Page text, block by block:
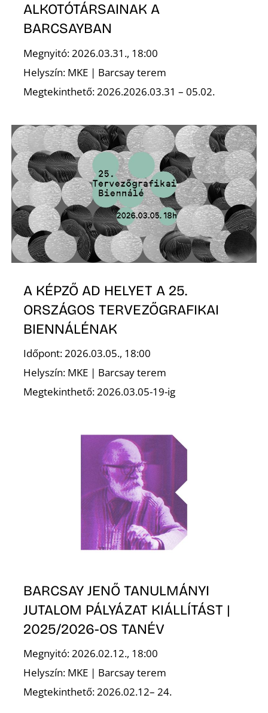
ALKOTÓTÁRSAINAK A
BARCSAYBAN
Megnyitó: 2026.03.31., 18:00
Helyszín: MKE | Barcsay terem
Megtekinthető: 2026.2026.03.31 – 05.02.
A KÉPZŐ AD HELYET A 25.
ORSZÁGOS TERVEZŐGRAFIKAI
BIENNÁLÉNAK
Időpont: 2026.03.05., 18:00
Helyszín: MKE | Barcsay terem
Megtekinthető: 2026.03.05-19-ig
BARCSAY JENŐ TANULMÁNYI
JUTALOM PÁLYÁZAT KIÁLLÍTÁST |
2025/2026-OS TANÉV
Megnyitó: 2026.02.12., 18:00
Helyszín: MKE | Barcsay terem
Megtekinthető: 2026.02.12– 24.